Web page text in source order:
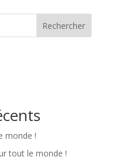
Rechercher
monde !
tout le monde !